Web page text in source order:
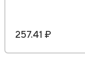
257.41 ₽